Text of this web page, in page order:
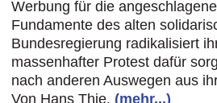
Werbung für die
Fundamente des alten
Bundesregierung radikalisiert
massenhafter Protest dafür
nach anderen Auswegen aus
Von Hans Thie. (mehr...)